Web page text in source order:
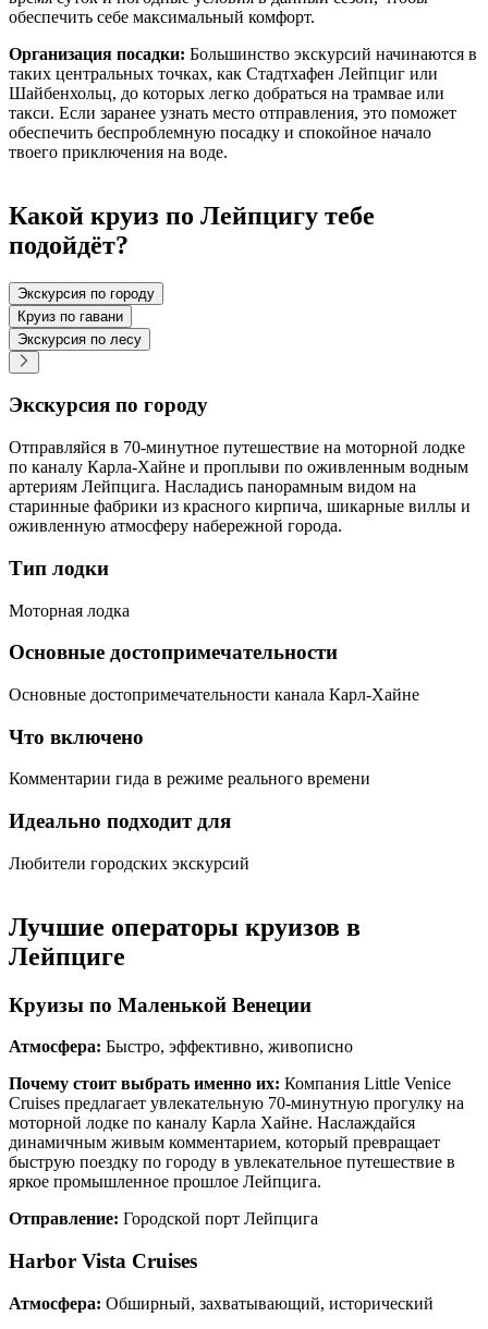
обеспечить себе максимальный комфорт.
Организация посадки: Большинство экскурсий начинаются в
таких центральных точках, как Стадтхафен Лейпциг или
Шайбенхольц, до которых легко добраться на трамвае или
такси. Если заранее узнать место отправления, это поможет
обеспечить беспроблемную посадку и спокойное начало
твоего приключения на воде.
Какой круиз по Лейпцигу тебе
подойдёт?
Экскурсия по городу
Круиз по гавани
Экскурсия по лесу
Экскурсия по городу
Отправляйся в 70-минутное путешествие на моторной лодке
по каналу Карла-Хайне и проплыви по оживленным водным
артериям Лейпцига. Насладись панорамным видом на
старинные фабрики из красного кирпича, шикарные виллы и
оживленную атмосферу набережной города.
Тип лодки
Моторная лодка
Основные достопримечательности
Основные достопримечательности канала Карл-Хайне
Что включено
Комментарии гида в режиме реального времени
Идеально подходит для
Любители городских экскурсий
Лучшие операторы круизов в
Лейпциге
Круизы по Маленькой Венеции
Атмосфера: Быстро, эффективно, живописно
Почему стоит выбрать именно их: Компания Little Venice
Cruises предлагает увлекательную 70-минутную прогулку на
моторной лодке по каналу Карла Хайне. Наслаждайся
динамичным живым комментарием, который превращает
быструю поездку по городу в увлекательное путешествие в
яркое промышленное прошлое Лейпцига.
Отправление: Городской порт Лейпцига
Harbor Vista Cruises
Атмосфера: Обширный, захватывающий, исторический